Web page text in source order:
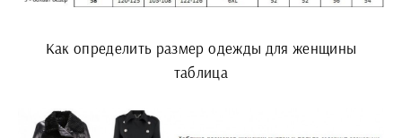
Как определить размер одежды для женщины
таблица